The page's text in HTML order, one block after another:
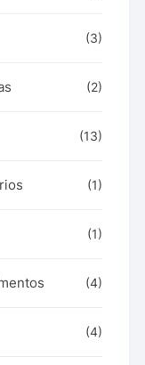
(3)
(2)
(13)
(1)
(1)
(4)
(4)